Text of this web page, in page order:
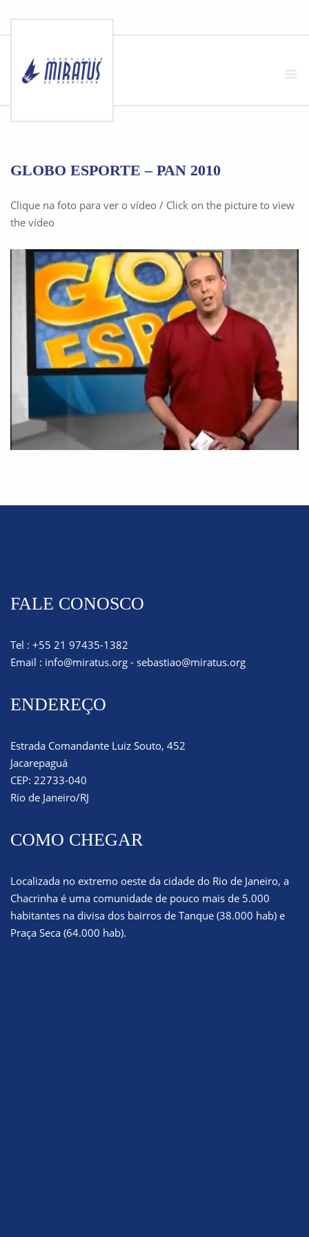
content
GLOBO ESPORTE – PAN 2010
Clique na foto para ver o vídeo / Click on the picture to view
the vídeo
FALE CONOSCO
Tel : +55 21 97435-1382
Email : info@miratus.org - sebastiao@miratus.org
ENDEREÇO
Estrada Comandante Luiz Souto, 452
Jacarepaguá
CEP: 22733-040
Rio de Janeiro/RJ
COMO CHEGAR
Localizada no extremo oeste da cidade do Rio de Janeiro, a
Chacrinha é uma comunidade de pouco mais de 5.000
habitantes na divisa dos bairros de Tanque (38.000 hab) e
Praça Seca (64.000 hab).